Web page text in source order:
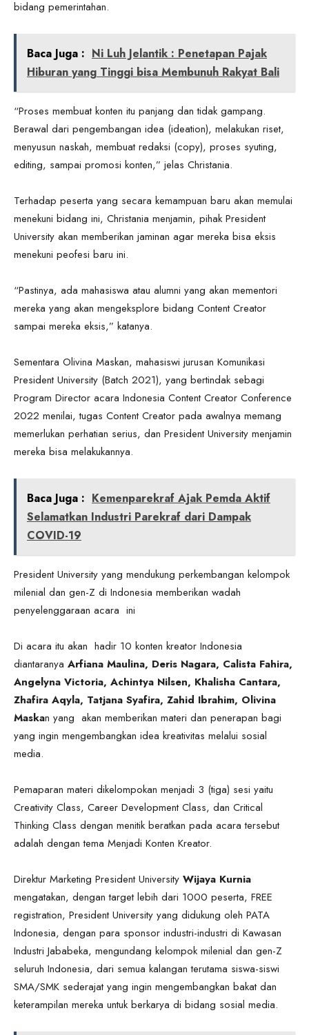
bidang pemerintahan.
Baca Juga : Ni Luh Jelantik : Penetapan Pajak
Hiburan yang Tinggi bisa Membunuh Rakyat Bali
“Proses membuat konten itu panjang dan tidak gampang.
Berawal dari pengembangan idea (ideation), melakukan riset,
menyusun naskah, membuat redaksi (copy), proses syuting,
editing, sampai promosi konten,” jelas Christania.
Terhadap peserta yang secara kemampuan baru akan memulai
menekuni bidang ini, Christania menjamin, pihak President
University akan memberikan jaminan agar mereka bisa eksis
menekuni peofesi baru ini.
“Pastinya, ada mahasiswa atau alumni yang akan mementori
mereka yang akan mengeksplore bidang Content Creator
sampai mereka eksis,” katanya.
Sementara Olivina Maskan, mahasiswi jurusan Komunikasi
President University (Batch 2021), yang bertindak sebagi
Program Director acara Indonesia Content Creator Conference
2022 menilai, tugas Content Creator pada awalnya memang
memerlukan perhatian serius, dan President University menjamin
mereka bisa melakukannya.
Baca Juga : Kemenparekraf Ajak Pemda Aktif
Selamatkan Industri Parekraf dari Dampak
COVID-19
President University yang mendukung perkembangan kelompok
milenial dan gen-Z di Indonesia memberikan wadah
penyelenggaraan acara ini
Di acara itu akan hadir 10 konten kreator Indonesia
diantaranya Arfiana Maulina, Deris Nagara, Calista Fahira,
Angelyna Victoria, Achintya Nilsen, Khalisha Cantara,
Zhafira Aqyla, Tatjana Syafira, Zahid Ibrahim, Olivina
Maskan yang akan memberikan materi dan penerapan bagi
yang ingin mengembangkan idea kreativitas melalui sosial
media.
Pemaparan materi dikelompokan menjadi 3 (tiga) sesi yaitu
Creativity Class, Career Development Class, dan Critical
Thinking Class dengan menitik beratkan pada acara tersebut
adalah dengan tema Menjadi Konten Kreator.
Direktur Marketing President University Wijaya Kurnia
mengatakan, dengan target lebih dari 1000 peserta, FREE
registration, President University yang didukung oleh PATA
Indonesia, dengan para sponsor industri-industri di Kawasan
Industri Jababeka, mengundang kelompok milenial dan gen-Z
seluruh Indonesia, dari semua kalangan terutama siswa-siswi
SMA/SMK sederajat yang ingin mengembangkan bakat dan
keterampilan mereka untuk berkarya di bidang sosial media.